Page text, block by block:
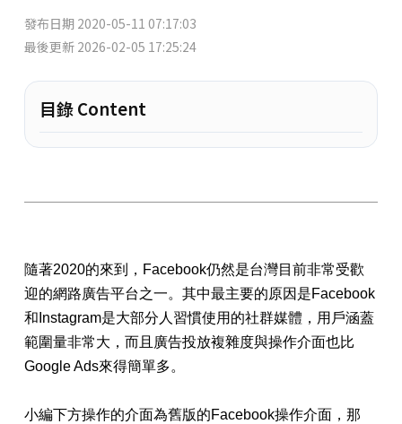
發布日期 2020-05-11 07:17:03
最後更新 2026-02-05 17:25:24
目錄 Content
隨著2020的來到，Facebook仍然是台灣目前非常受歡
迎的網路廣告平台之一。其中最主要的原因是Facebook
和Instagram是大部分人習慣使用的社群媒體，用戶涵蓋
範圍量非常大，而且廣告投放複雜度與操作介面也比
Google Ads來得簡單多。
小編下方操作的介面為舊版的Facebook操作介面，那